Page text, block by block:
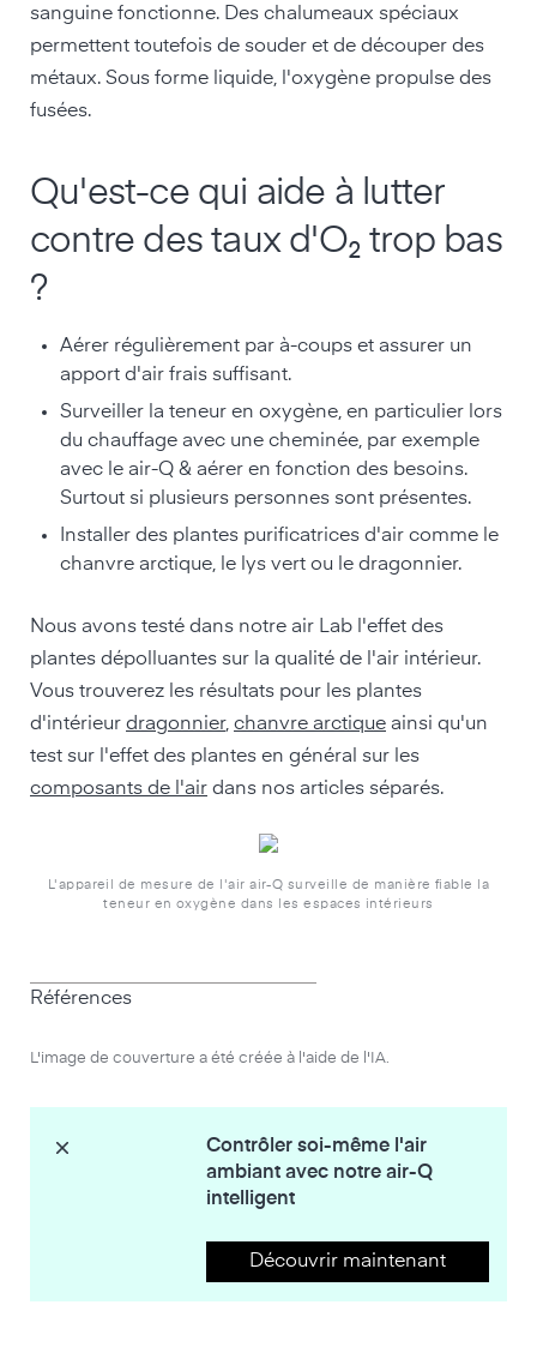
sanguine fonctionne. Des chalumeaux spéciaux
permettent toutefois de souder et de découper des
métaux. Sous forme liquide, l'oxygène propulse des
fusées.
Qu'est-ce qui aide à lutter
contre des taux d'O₂ trop bas
?
Aérer régulièrement par à-coups et assurer un
apport d'air frais suffisant.
Surveiller la teneur en oxygène, en particulier lors
du chauffage avec une cheminée, par exemple
avec le air-Q & aérer en fonction des besoins.
Surtout si plusieurs personnes sont présentes.
Installer des plantes purificatrices d'air comme le
chanvre arctique, le lys vert ou le dragonnier.
Nous avons testé dans notre air Lab l'effet des
plantes dépolluantes sur la qualité de l'air intérieur.
Vous trouverez les résultats pour les plantes
d'intérieur dragonnier, chanvre arctique ainsi qu'un
test sur l'effet des plantes en général sur les
composants de l'air dans nos articles séparés.
L'appareil de mesure de l'air air-Q surveille de manière fiable la
teneur en oxygène dans les espaces intérieurs
Références
L'image de couverture a été créée à l'aide de l'IA.
Contrôler soi-même l'air
ambiant avec notre air-Q
intelligent
Découvrir maintenant